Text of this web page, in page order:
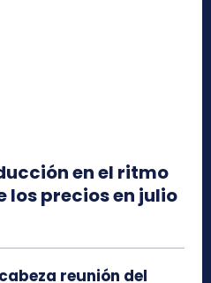
en el ritmo
los precios en julio
reunión del